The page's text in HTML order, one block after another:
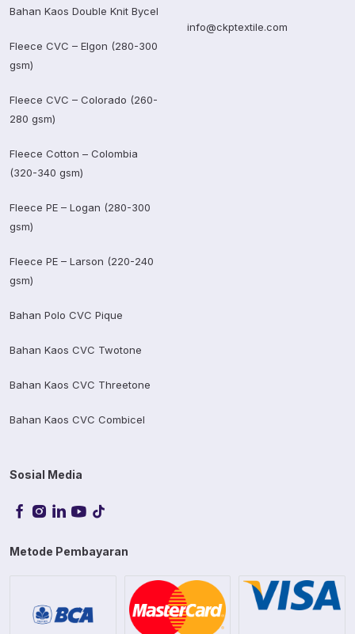
Bahan Kaos Double Knit Bycel
Fleece CVC – Elgon (280-300
gsm)
Fleece CVC – Colorado (260-
280 gsm)
Fleece Cotton – Colombia
(320-340 gsm)
Fleece PE – Logan (280-300
gsm)
Fleece PE – Larson (220-240
gsm)
Bahan Polo CVC Pique
Bahan Kaos CVC Twotone
Bahan Kaos CVC Threetone
Bahan Kaos CVC Combicel
info@ckptextile.com
Sosial Media
Metode Pembayaran